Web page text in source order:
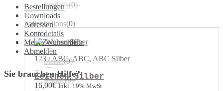
Bestellungen
Downloads
Adressen
Kontodetails
Meine Wunschliste
Abmelden
Sie brauchen Hilfe?
123 / ABC,ABC, ABC Silber
Zeichen Silber
16,00€ Inkl. 19% MwSt
Smileys(0)
Folienballons(0)
Herzen(0)
Sterne(0)
Runde(0)